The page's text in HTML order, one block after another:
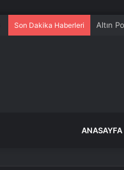
Son Dakika Haberleri Altın
ANASAYFA